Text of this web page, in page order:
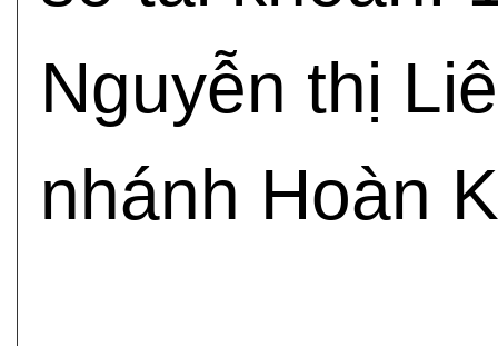
Nguyễn thị
nhánh Hoàn